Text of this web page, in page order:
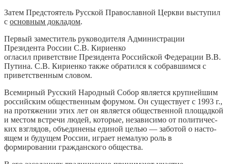
Затем Предстоятель Русской Православной Церкви выступил
с основным докладом.
Первый заместитель руководителя Администрации
Президента России С.В. Кириенко
огласил приветствие Президента Российской Федерации В.В.
Путина. С.В. Кириенко также обратился к собравшимся с
приветственным словом.
Всемирный Русский Народный Собор является крупнейшим
российским общественным форумом. Он существует с 1993 г.,
на про­тя­же­нии этих лет он является об­щест­вен­ной пло­щад­кой
и ме­стом встре­чи лю­дей, ко­то­рые, не­за­ви­си­мо от по­ли­ти­чес­
ких взгля­дов, объе­ди­не­ны еди­ной целью — за­бо­той о на­сто­
ящем и бу­ду­щем Рос­сии, играет немалую роль в
формировании гражданского общества.